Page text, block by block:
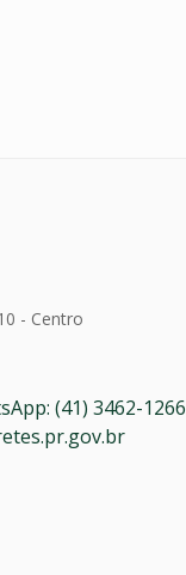
- Centro
(41) 3462-1266